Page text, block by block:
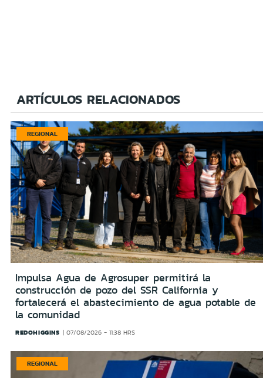
ARTÍCULOS RELACIONADOS
REGIONAL
Impulsa Agua de Agrosuper permitirá la
construcción de pozo del SSR California y
fortalecerá el abastecimiento de agua potable de
la comunidad
REDOHIGGINS 07/08/2026 - 11:38 HRS
REGIONAL